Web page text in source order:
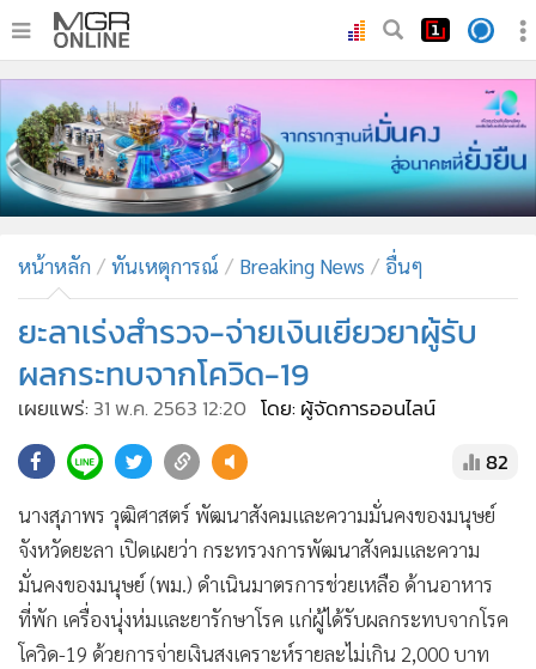
• ทันเหตุการณ์
• ภาคใต้
• ภูมิภาค
• บันเทิง
ผู้จัดการรายวัน
• คอลัมนิสต์
• ละคร
• Cyber BIZ
•
Good health & Well-being
•
Green Innovation & SD
• Management & HR
• MGR Live
หน้าหลัก ทันเหตุการณ์ Breaking News อื่นๆ
ยะลาเร่งสำรวจ-จ่ายเงินเยียวยาผู้รับ
ผลกระทบจากโควิด-19
เผยแพร่: 31 พ.ค. 2563 12:20 โดย: ผู้จัดการออนไลน์
82
นางสุภาพร วุฒิศาสตร์ พัฒนาสังคมและความมั่นคงของมนุษย์
จังหวัดยะลา เปิดเผยว่า กระทรวงการพัฒนาสังคมและความ
มั่นคงของมนุษย์ (พม.) ดำเนินมาตรการช่วยเหลือ ด้านอาหาร
ที่พัก เครื่องนุ่งห่มและยารักษาโรค แก่ผู้ได้รับผลกระทบจากโรค
โควิด-19 ด้วยการจ่ายเงินสงเคราะห์รายละไม่เกิน 2,000 บาท